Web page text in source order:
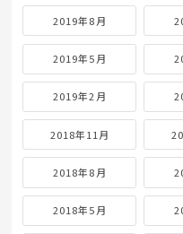
2019年8月
2019年5月
2019年2月
2018年11月
2018年8月
2018年5月